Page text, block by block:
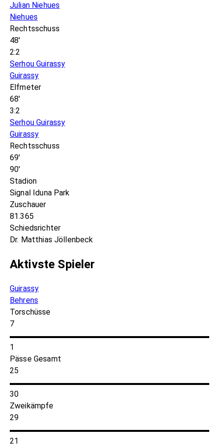
Julian Niehues
Niehues
Rechtsschuss
48'
2:2
Serhou Guirassy
Guirassy
Elfmeter
68'
3:2
Serhou Guirassy
Guirassy
Rechtsschuss
69'
90'
Stadion
Signal Iduna Park
Zuschauer
81.365
Schiedsrichter
Dr. Matthias Jöllenbeck
Aktivste Spieler
Guirassy
Behrens
Torschüsse
7
1
Pässe Gesamt
25
30
Zweikämpfe
29
21